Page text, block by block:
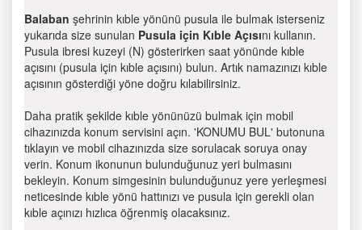
Balaban şehrinin kıble yönünü pusula ile bulmak isterseniz
yukarıda size sunulan Pusula için Kıble Açısını kullanın.
Pusula ibresi kuzeyi (N) gösterirken saat yönünde kıble
açısını (pusula için kıble açısını) bulun. Artık namazınızı kıble
açısının gösterdiği yöne doğru kılabilirsiniz.
Daha pratik şekilde kıble yönünüzü bulmak için mobil
cihazınızda konum servisini açın. 'KONUMU BUL' butonuna
tıklayın ve mobil cihazınızda size sorulacak soruya onay
verin. Konum ikonunun bulunduğunuz yeri bulmasını
bekleyin. Konum simgesinin bulunduğunuz yere yerleşmesi
neticesinde kıble yönü hattınızı ve pusula için gerekli olan
kıble açınızı hızlıca öğrenmiş olacaksınız.